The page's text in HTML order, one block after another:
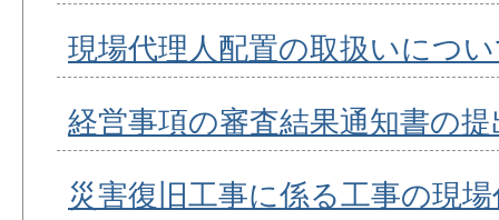
現場代理人配置の取扱いにつ
経営事項の審査結果通知書の
災害復旧工事に係る工事の現